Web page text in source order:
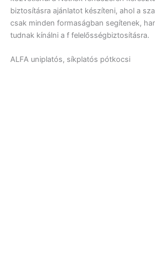
biztosításra ajánlatot készíteni, ahol a
csak minden formaságban segítenek,
tudnak kínálni a f felelősségbiztosításra.
ALFA uniplatós, síkplatós pótkocsi